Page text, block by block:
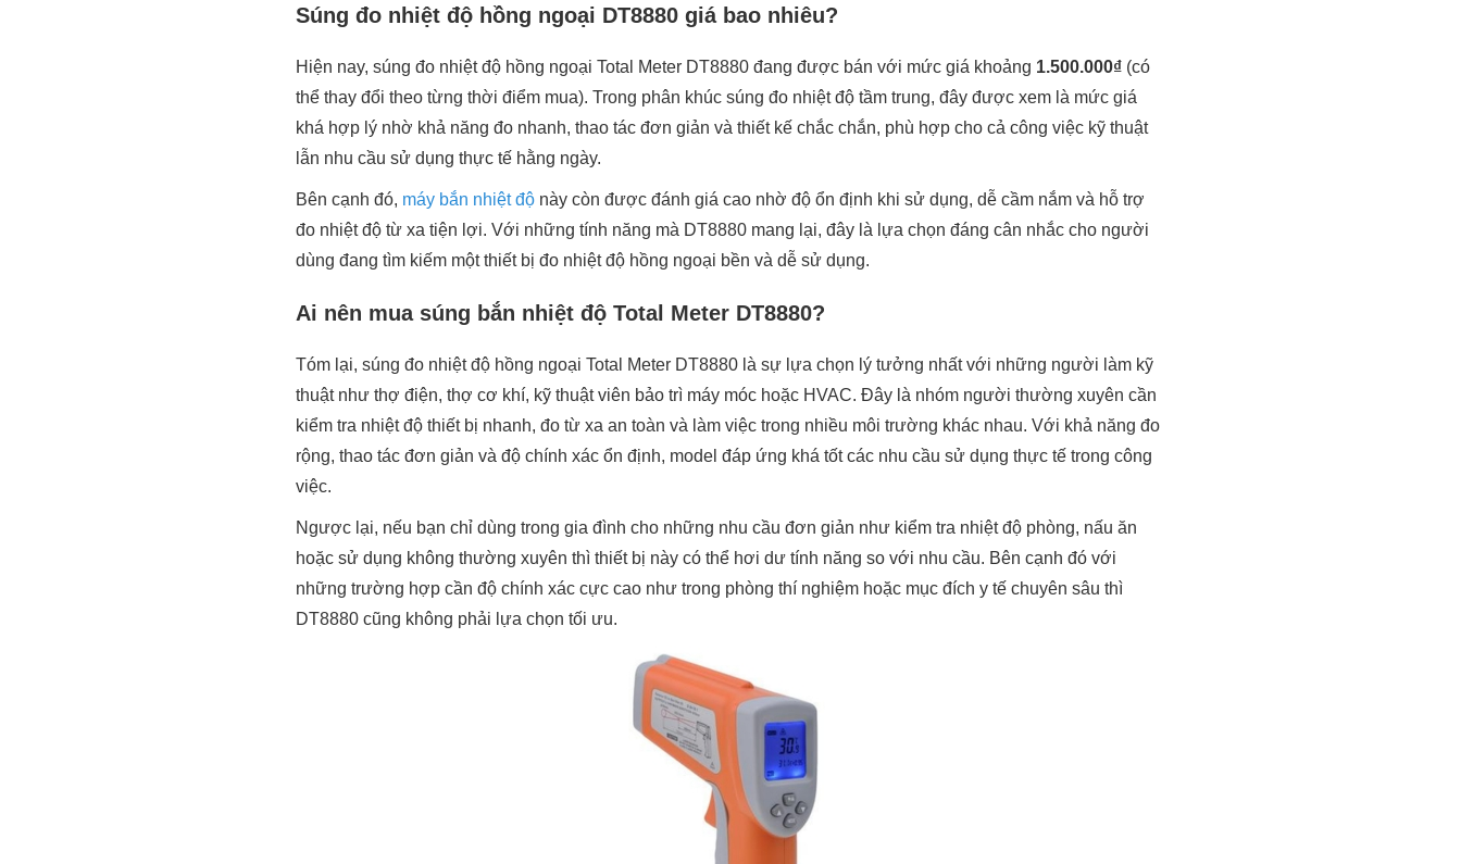
Súng đo nhiệt độ hồng ngoại DT8880 giá bao nhiêu?
Hiện nay, súng đo nhiệt độ hồng ngoại Total Meter DT8880 đang được bán với mức giá khoảng 1.500.000₫ (có
thể thay đổi theo từng thời điểm mua). Trong phân khúc súng đo nhiệt độ tầm trung, đây được xem là mức giá
khá hợp lý nhờ khả năng đo nhanh, thao tác đơn giản và thiết kế chắc chắn, phù hợp cho cả công việc kỹ thuật
lẫn nhu cầu sử dụng thực tế hằng ngày.
Bên cạnh đó, máy bắn nhiệt độ này còn được đánh giá cao nhờ độ ổn định khi sử dụng, dễ cầm nắm và hỗ trợ
đo nhiệt độ từ xa tiện lợi. Với những tính năng mà DT8880 mang lại, đây là lựa chọn đáng cân nhắc cho người
dùng đang tìm kiếm một thiết bị đo nhiệt độ hồng ngoại bền và dễ sử dụng.
Ai nên mua súng bắn nhiệt độ Total Meter DT8880?
Tóm lại, súng đo nhiệt độ hồng ngoại Total Meter DT8880 là sự lựa chọn lý tưởng nhất với những người làm kỹ
thuật như thợ điện, thợ cơ khí, kỹ thuật viên bảo trì máy móc hoặc HVAC. Đây là nhóm người thường xuyên cần
kiểm tra nhiệt độ thiết bị nhanh, đo từ xa an toàn và làm việc trong nhiều môi trường khác nhau. Với khả năng đo
rộng, thao tác đơn giản và độ chính xác ổn định, model đáp ứng khá tốt các nhu cầu sử dụng thực tế trong công
việc.
Ngược lại, nếu bạn chỉ dùng trong gia đình cho những nhu cầu đơn giản như kiểm tra nhiệt độ phòng, nấu ăn
hoặc sử dụng không thường xuyên thì thiết bị này có thể hơi dư tính năng so với nhu cầu. Bên cạnh đó với
những trường hợp cần độ chính xác cực cao như trong phòng thí nghiệm hoặc mục đích y tế chuyên sâu thì
DT8880 cũng không phải lựa chọn tối ưu.